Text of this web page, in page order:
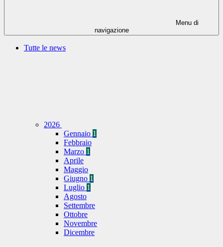
Menu di
navigazione
Tutte le news
2026
Gennaio 1
Febbraio
Marzo 1
Aprile
Maggio
Giugno 1
Luglio 1
Agosto
Settembre
Ottobre
Novembre
Dicembre